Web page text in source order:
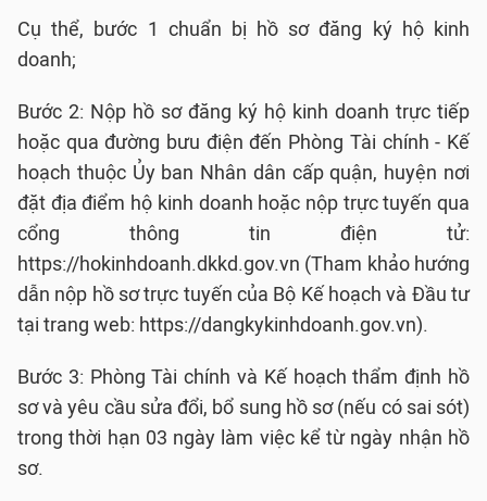
Cụ thể, bước 1 chuẩn bị hồ sơ đăng ký hộ kinh
doanh;
Bước 2: Nộp hồ sơ đăng ký hộ kinh doanh trực tiếp
hoặc qua đường bưu điện đến Phòng Tài chính - Kế
hoạch thuộc Ủy ban Nhân dân cấp quận, huyện nơi
đặt địa điểm hộ kinh doanh hoặc nộp trực tuyến qua
cổng thông tin điện tử:
https://hokinhdoanh.dkkd.gov.vn (Tham khảo hướng
dẫn nộp hồ sơ trực tuyến của Bộ Kế hoạch và Đầu tư
tại trang web: https://dangkykinhdoanh.gov.vn).
Bước 3: Phòng Tài chính và Kế hoạch thẩm định hồ
sơ và yêu cầu sửa đổi, bổ sung hồ sơ (nếu có sai sót)
trong thời hạn 03 ngày làm việc kể từ ngày nhận hồ
sơ.